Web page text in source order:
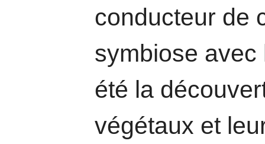
conducteur de
symbiose
été la
végétaux et